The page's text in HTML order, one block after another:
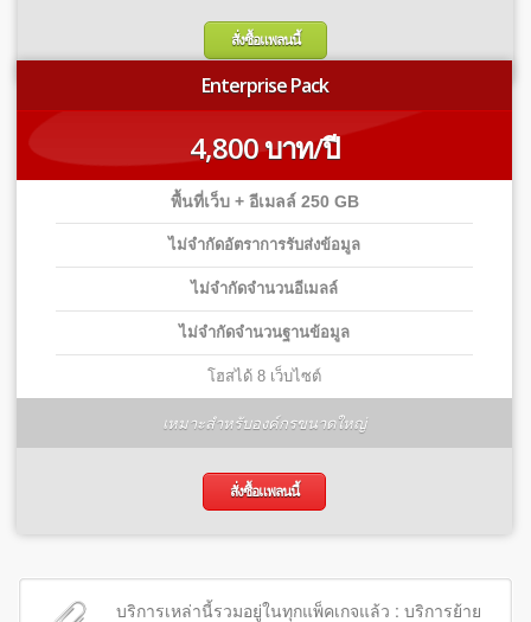
สั่งซื้อแพลนนี้
Enterprise Pack
4,800 บาท/ปี
พื้นที่เว็บ + อีเมลล์ 250 GB
ไม่จำกัดอัตราการรับส่งข้อมูล
ไม่จำกัดจำนวนอีเมลล์
ไม่จำกัดจำนวนฐานข้อมูล
โฮสได้ 8 เว็บไซต์
เหมาะสำหรับองค์กรขนาดใหญ่
สั่งซื้อแพลนนี้
บริการเหล่านี้รวมอยู่ในทุกแพ็คเกจแล้ว : บริการย้าย